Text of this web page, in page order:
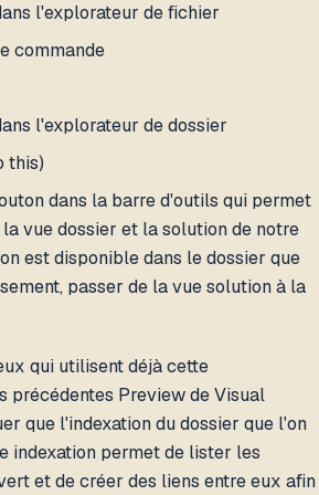
l'explorateur de fichier
commande
l'explorateur de dossier
this)
dans la barre d'outils qui permet
vue dossier et la solution de notre
est disponible dans le dossier que
passer de la vue solution à la
qui utilisent déjà cette
précédentes Preview de Visual
que l'indexation du dossier que l'on
indexation permet de lister les
et de créer des liens entre eux afin